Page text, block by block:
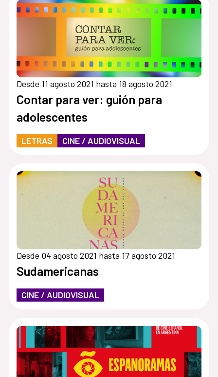
Desde 11 agosto 2021 hasta 18 agosto 2021
Contar para ver: guión para
adolescentes
LETRAS CINE / AUDIOVISUAL
Desde 04 agosto 2021 hasta 17 agosto 2021
Sudamericanas
CINE / AUDIOVISUAL